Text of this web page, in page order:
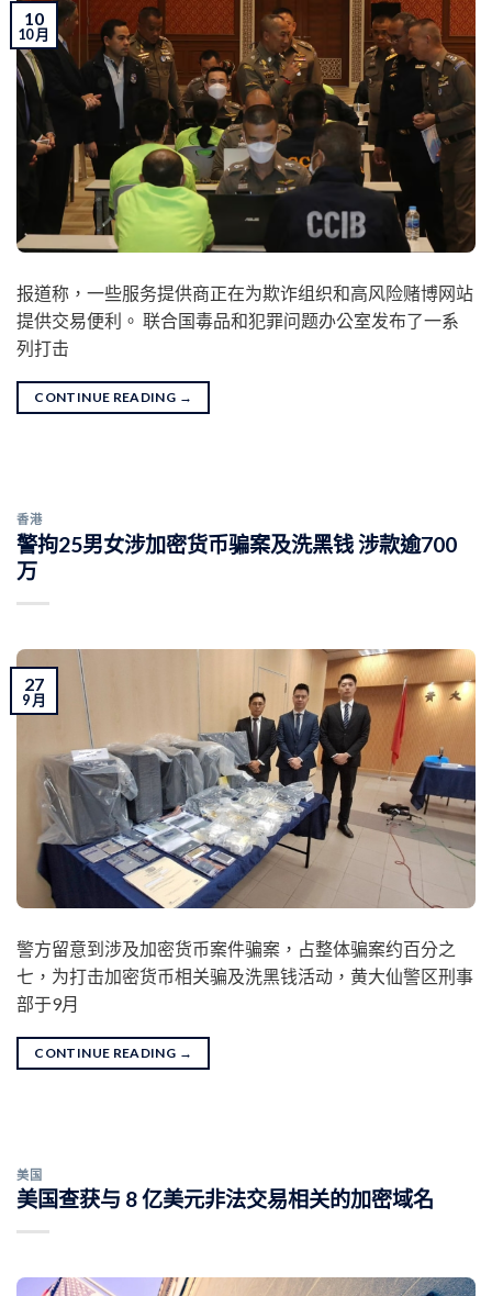
10
10 月
报道称，一些服务提供商正在为欺诈组织和高风险赌博网站
提供交易便利。 联合国毒品和犯罪问题办公室发布了一系
列打击
CONTINUE READING →
香港
警拘25男女涉加密货币骗案及洗黑钱 涉款逾700
万
27
9 月
警方留意到涉及加密货币案件骗案，占整体骗案约百分之
七，为打击加密货币相关骗及洗黑钱活动，黄大仙警区刑事
部于9月
CONTINUE READING →
美国
美国查获与 8 亿美元非法交易相关的加密域名